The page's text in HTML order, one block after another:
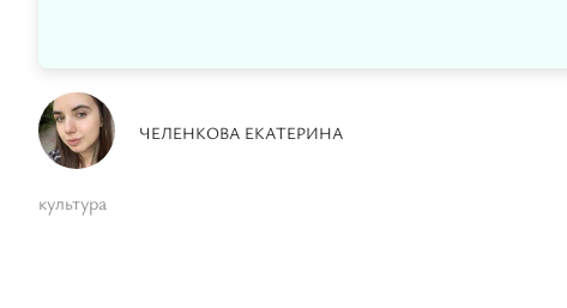
ЧЕЛЕНКОВА ЕКАТЕРИНА
культура